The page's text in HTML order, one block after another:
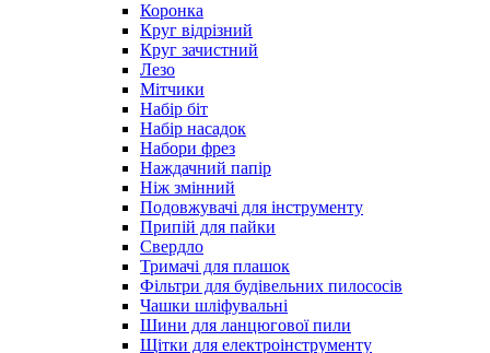
Коронка
Круг відрізний
Круг зачистний
Лезо
Мітчики
Набір біт
Набір насадок
Набори фрез
Наждачний папір
Ніж змінний
Подовжувачі для інструменту
Припій для пайки
Свердло
Тримачі для плашок
Фільтри для будівельних пилососів
Чашки шліфувальні
Шини для ланцюгової пили
Щітки для електроінструменту